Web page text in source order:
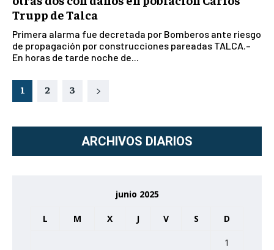
Trupp de Talca
Primera alarma fue decretada por Bomberos ante riesgo
de propagación por construcciones pareadas TALCA.–
En horas de tarde noche de...
1 2 3
ARCHIVOS DIARIOS
junio 2025
L M X J V S D
1